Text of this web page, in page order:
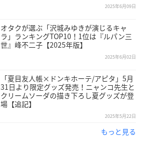
2025年6月09日
オタクが選ぶ「沢城みゆきが演じるキャ
ラ」ランキングTOP10！1位は『ルパン三
世』峰不二子【2025年版】
2025年6月02日
「夏目友人帳×ドンキホーテ/アピタ」5月
31日より限定グッズ発売！ニャンコ先生と
クリームソーダの描き下ろし夏グッズが登
場【追記】
2025年5月22日
もっと見る